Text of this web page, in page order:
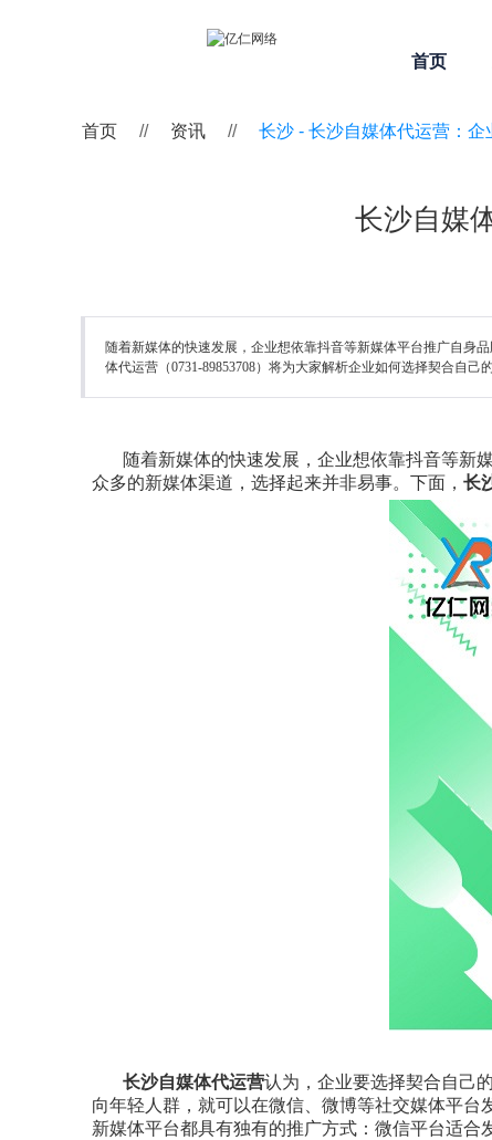
首页
长沙自媒
随着新媒体的快速发展，企业想依靠抖音等新媒体平台推广自身
体代运营（0731-89853708）将为大家解析企业如何选择契合自己
随着新媒体的快速发展，企业想依靠抖音等新
众多的新媒体渠道，选择起来并非易事。下面， 长
长沙自媒体代运营认为，企业要选择契合自己
向年轻人群，就可以在微信、微博等社交媒体平
新媒体平台都具有独有的推广方式：微信平台适
首页 // 资讯 // 长沙 - 长沙自媒体代运营：企